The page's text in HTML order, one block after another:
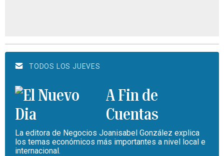
TODOS LOS JUEVES
A Fin de
Cuentas
La editora de Negocios Joanisabel González explica
los temas económicos más importantes a nivel local e
internacional.